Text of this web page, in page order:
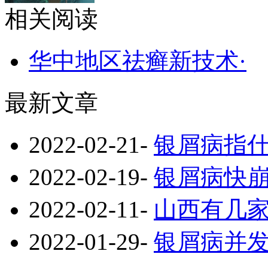
相关阅读
华中地区祛癣新技术·
最新文章
2022-02-21- 银屑病指
2022-02-19- 银屑病快
2022-02-11- 山西有几
2022-01-29- 银屑病并